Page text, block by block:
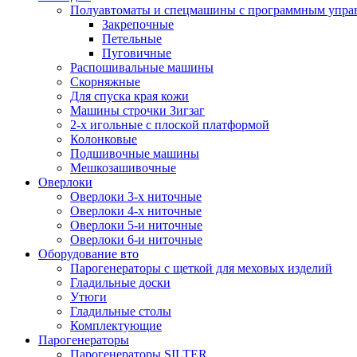
Полуавтоматы и спецмашины с программным
Закрепочные
Петельные
Пуговичные
Распошивальные машины
Скорняжные
Для спуска края кожи
Машины строчки Зигзаг
2-х игольные с плоской платформой
Колонковые
Подшивочные машины
Мешкозашивочные
Оверлоки
Оверлоки 3-х ниточные
Оверлоки 4-х ниточные
Оверлоки 5-и ниточные
Оверлоки 6-и ниточные
Оборудование вто
Парогенераторы с щеткой для меховых изделий
Гладильные доски
Утюги
Гладильные столы
Комплектующие
Парогенераторы